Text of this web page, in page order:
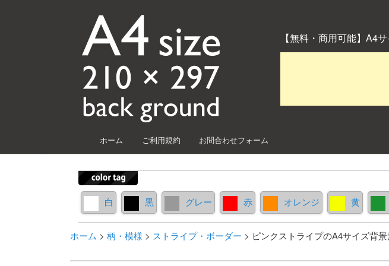
【無料・商用可能】A4
メインコンテンツへ移動
サブコンテンツへ移動
ホーム ご利用規約 お問合わせフォーム
白 黒 グレー 赤 オレンジ 黄
ホーム > 柄・模様 > ストライプ・ボーダー > ピンクストライプのA4サイズ背